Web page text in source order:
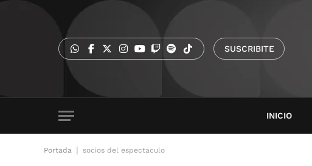
SUSCRIBITE
INICIO
Portada socios del espectaculo